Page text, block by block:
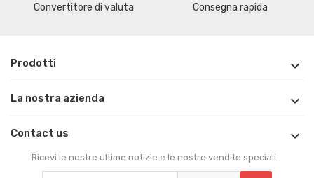
Convertitore di valuta Consegna rapida
Prodotti 
La nostra azienda 
Contact us 
Ricevi le nostre ultime notizie e le nostre vendite speciali